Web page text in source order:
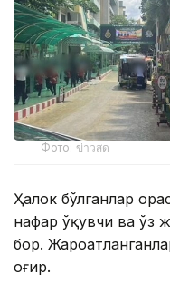
Фото: ข่าวสด
Ҳалок бўлганлар
нафар ўқувчи ва ўз
бор.
оғир.